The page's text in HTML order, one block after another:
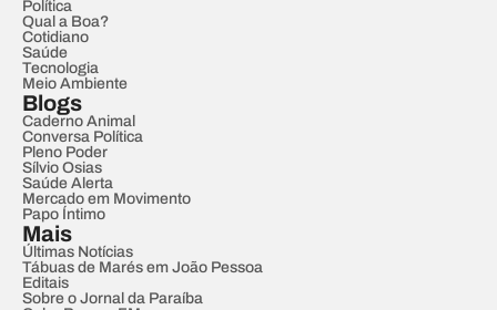
Política
Qual a Boa?
Cotidiano
Saúde
Tecnologia
Meio Ambiente
Blogs
Caderno Animal
Conversa Política
Pleno Poder
Sílvio Osias
Saúde Alerta
Mercado em Movimento
Papo Íntimo
Mais
Últimas Notícias
Tábuas de Marés em João Pessoa
Editais
Sobre o Jornal da Paraíba